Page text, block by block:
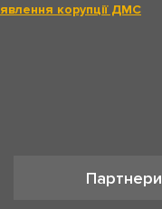
корупції ДМС
Партнери